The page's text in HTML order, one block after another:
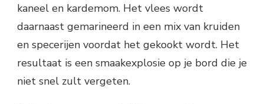
kaneel en kardemom. Het vlees wordt
daarnaast gemarineerd in een mix van kruiden
en specerijen voordat het gekookt wordt. Het
resultaat is een smaakexplosie op je bord die je
niet snel zult vergeten.